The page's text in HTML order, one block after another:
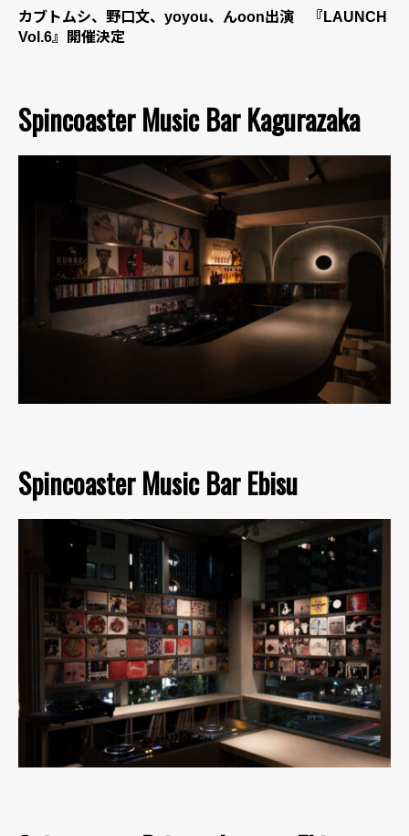
カブトムシ、野口文、yoyou、んoon出演 『LAUNCH
Vol.6』開催決定
Spincoaster Music Bar Kagurazaka
Spincoaster Music Bar Ebisu